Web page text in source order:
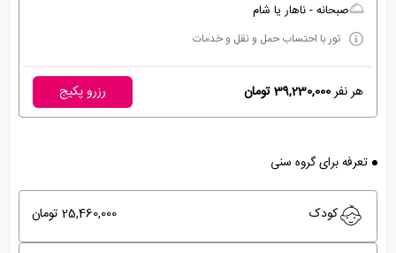
صبحانه - ناهار یا شام
تور با احتساب حمل و نقل و خدمات
هر نفر39,230,000 تومان رزرو پکیج
تعرفه برای گروه سنی
کودک 25,460,000 تومان